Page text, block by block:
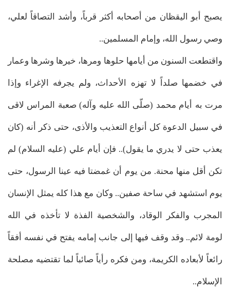
يصبح أبو اليقظان من أصحابه أكثر قرباً، وأشد التصاقاً لعلي،
وصي رسول الله، وإمام المسلمين..
واقتطعت السنون من أيامها حلوها ومرها، خيرها وشرها وعمار
في خضمها صلداً لا تهزه الأحداث، ولم يجرفه الإغراء وإذا
مرت به أيام محمد (صلّى الله عليه وآله) صعبة المراس لاقى
في سبيل الدعوة كل أنواع التعذيب والأذى، حتى ذكر أنه (كان
يعذب حتى لا يدري ما يقول).. فإن أيام علي (عليه السلام) لم
تكن أقل منها محنة. من يوم أن غمضتا فيه عينا الرسول، حتى
يوم استشهد في ساحة صفين.. وكان مع هذا كله يمثل الإنسان
المجرب والفكر الوقاد، والشخصية الفذة لا تأخذه في الله
لومة لائم.. وقد وقف فيها إلى جانب إمامه يفتح في نفسه أفقاً
رائعاً لأبعاده الكريمة، ومن فكره رأياً صائباً لما تقتضيه مصلحة
الإسلام..